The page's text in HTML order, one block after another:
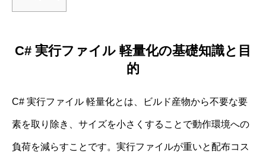
C# 実行ファイル 軽量化の基礎知識と目
的
C# 実行ファイル 軽量化とは、ビルド産物から不要な要
素を取り除き、サイズを小さくすることで動作環境への
負荷を減らすことです。実行ファイルが重いと配布コス